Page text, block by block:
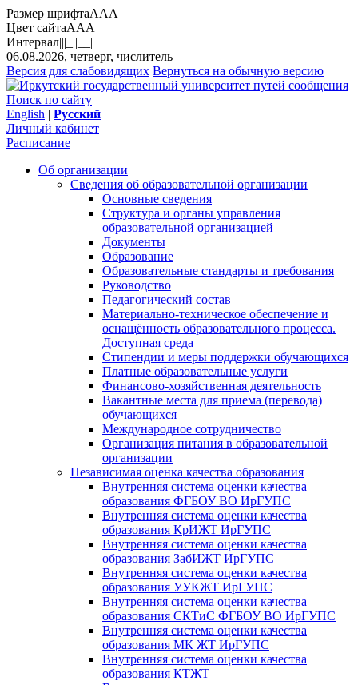
Размер шрифтаAAA
Цвет сайтаAAA
Интервал|||_||__|
06.08.2026, четверг, числитель
Версия для слабовидящих Вернуться на обычную версию
Поиск по сайту
English | Русский
Личный кабинет
Расписание
Об организации
Сведения об образовательной организации
Основные сведения
Структура и органы управления
образовательной организацией
Документы
Образование
Образовательные стандарты и требования
Руководство
Педагогический состав
Материально-техническое обеспечение и
оснащённость образовательного процесса.
Доступная среда
Стипендии и меры поддержки обучающихся
Платные образовательные услуги
Финансово-хозяйственная деятельность
Вакантные места для приема (перевода)
обучающихся
Международное сотрудничество
Организация питания в образовательной
организации
Независимая оценка качества образования
Внутренняя система оценки качества
образования ФГБОУ ВО ИрГУПС
Внутренняя система оценки качества
образования КрИЖТ ИрГУПС
Внутренняя система оценки качества
образования ЗабИЖТ ИрГУПС
Внутренняя система оценки качества
образования УУКЖТ ИрГУПС
Внутренняя система оценки качества
образования СКТиС ФГБОУ ВО ИрГУПС
Внутренняя система оценки качества
образования МК ЖТ ИрГУПС
Внутренняя система оценки качества
образования КТЖТ